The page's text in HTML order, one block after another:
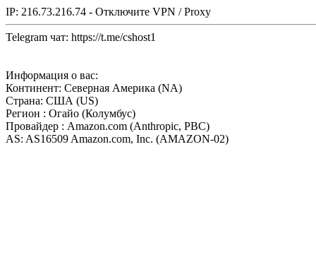
IP: 216.73.216.74 - Отключите VPN / Proxy
Telegram чат: https://t.me/cshost1
Информация о вас:
Континент: Северная Америка (NA)
Страна: США (US)
Регион : Огайо (Колумбус)
Провайдер : Amazon.com (Anthropic, PBC)
AS: AS16509 Amazon.com, Inc. (AMAZON-02)